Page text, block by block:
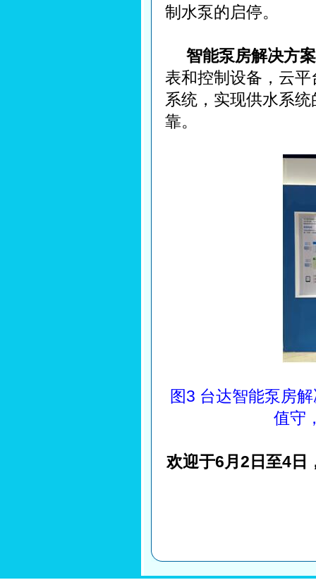
制水泵的启停。
智能泵房解决方案
表和控制设备，云
系统，实现供水系
靠。
图3 台达智能泵房
值守
欢迎于6月2日至4日